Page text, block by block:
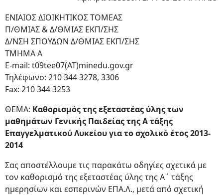
ΕΝΙΑΙΟΣ ΔΙΟΙΚΗΤΙΚΟΣ ΤΟΜΕΑΣ
Π/ΘΜΙΑΣ & Δ/ΘΜΙΑΣ ΕΚΠ/ΣΗΣ
Δ/ΝΣΗ ΣΠΟΥΔΩΝ Δ/ΘΜΙΑΣ ΕΚΠ/ΣΗΣ
ΤΜΗΜΑ Α
E-mail: t09tee07(ΑΤ)minedu.gov.gr
Τηλέφωνο: 210 344 3278, 3306
Fax: 210 344 3253
ΘΕΜΑ: Καθορισμός της εξεταστέας ύλης των
μαθημάτων Γενικής Παιδείας της Α τάξης
Επαγγελματικού Λυκείου για το σχολικό έτος 2013-
2014
Σας αποστέλλουμε τις παρακάτω οδηγίες σχετικά με
τον καθορισμό της εξεταστέας ύλης της Α΄ τάξης
ημερησίων και εσπερινών ΕΠΑ.Λ., μετά από σχετική